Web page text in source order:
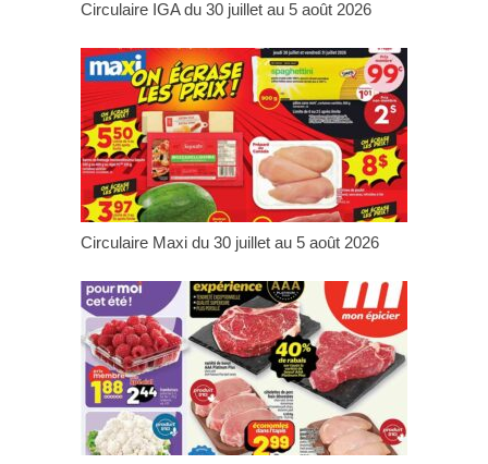
Circulaire IGA du 30 juillet au 5 août 2026
Circulaire Maxi du 30 juillet au 5 août 2026